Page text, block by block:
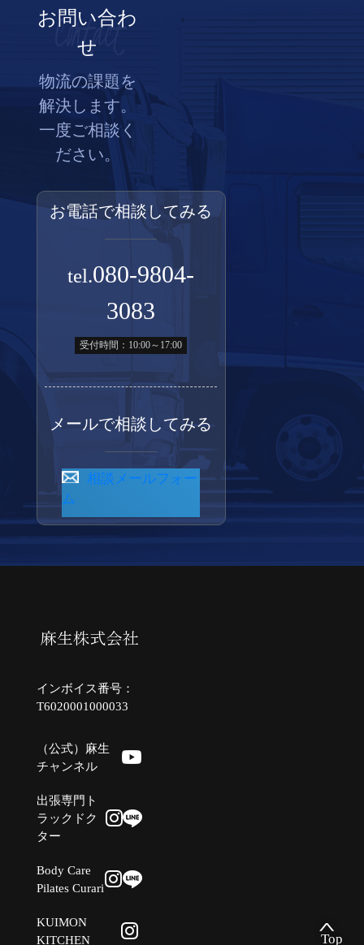
お問い合わ
せ
Contact
物流の課題を
解決します。
一度ご相談く
ださい。
お電話で相談してみる
tel.080-9804-
3083
受付時間：10:00～17:00
メールで相談してみる
相談メールフォー
ム
インボイス番号：
T6020001000033
（公式）麻生
チャンネル
出張専門ト
ラックドク
ター
Body Care
Pilates Curari
KUIMON
KITCHEN
Top